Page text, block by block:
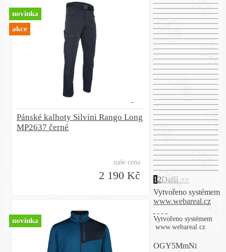
Pánské kalhoty Silvini Rango Long
MP2637 černé
naše cena
2 190 Kč
novinka
akce
novinka
1 2Další >>
Vytvořeno systémem
www.webareal.cz
Vytvořeno systémem
www.webareal.cz
OGY5MmNi